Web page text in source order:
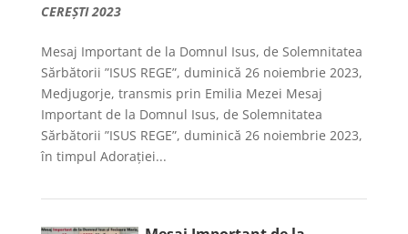
CEREȘTI 2023
Mesaj Important de la Domnul Isus, de Solemnitatea
Sărbătorii ”ISUS REGE”, duminică 26 noiembrie 2023,
Medjugorje, transmis prin Emilia Mezei Mesaj
Important de la Domnul Isus, de Solemnitatea
Sărbătorii ”ISUS REGE”, duminică 26 noiembrie 2023,
în timpul Adorației...